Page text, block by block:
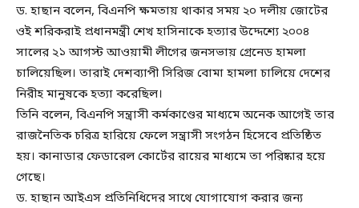
ড. হাছান বলেন, বিএনপি ক্ষমতায় থাকার সময় ২০ দলীয় জোটের
ওই শরিকরাই প্রধানমন্ত্রী শেখ হাসিনাকে হত্যার উদ্দেশ্যে ২০০৪
সালের ২১ আগস্ট আওয়ামী লীগের জনসভায় গ্রেনেড হামলা
চালিয়েছিল। তারাই দেশব্যাপী সিরিজ বোমা হামলা চালিয়ে দেশের
নিরীহ মানুষকে হত্যা করেছিল।
তিনি বলেন, বিএনপি সন্ত্রাসী কর্মকাণ্ডের মাধ্যমে অনেক আগেই তার
রাজনৈতিক চরিত্র হারিয়ে ফেলে সন্ত্রাসী সংগঠন হিসেবে প্রতিষ্ঠিত
হয়। কানাডার ফেডারেল কোর্টের রায়ের মাধ্যমে তা পরিষ্কার হয়ে
গেছে।
ড. হাছান আইএস প্রতিনিধিদের সাথে যোগাযোগ করার জন্য